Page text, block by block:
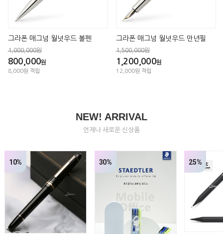
그라폰 매그넘 월넛우드 볼펜
1,000,000원
800,000원
8,000원 적립
그라폰 매그넘 월넛우드 만년필
1,500,000원
1,200,000원
12,000원 적립
NEW! ARRIVAL
언제나 새로운 신상품
30% 25% 27%